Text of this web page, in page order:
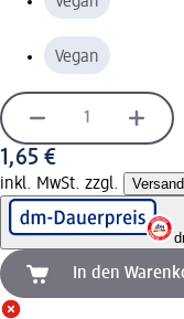
Vegan
1,65 €
inkl. MwSt. zzgl. Versand
In den